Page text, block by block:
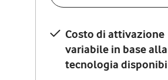
Costo di attivazione
variabile in base alla
tecnologia
Costo di
variabile in base
tecnologia